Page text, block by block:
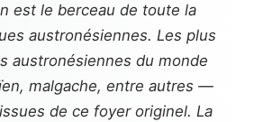
est le berceau de toute la
austronésiennes. Les plus
austronésiennes du monde
malgache, entre autres —
de ce foyer originel. La